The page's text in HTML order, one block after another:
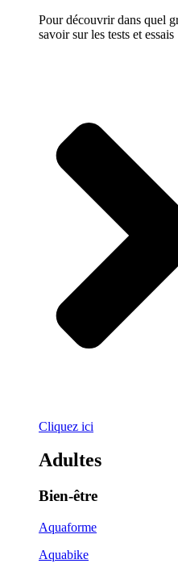
Pour découvrir dans quel
savoir sur les tests et essais
Cliquez ici
Adultes
Bien-être
Aquaforme
Aquabike